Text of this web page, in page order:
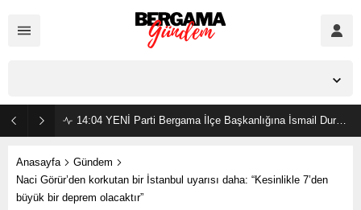
14:04 YENİ Parti Bergama İlçe Başkanlığına İsmail Durmaz görevlendirildi
Anasayfa
Gündem
Naci Görür’den korkutan bir İstanbul uyarısı daha: “Kesinlikle 7’den
büyük bir deprem olacaktır”